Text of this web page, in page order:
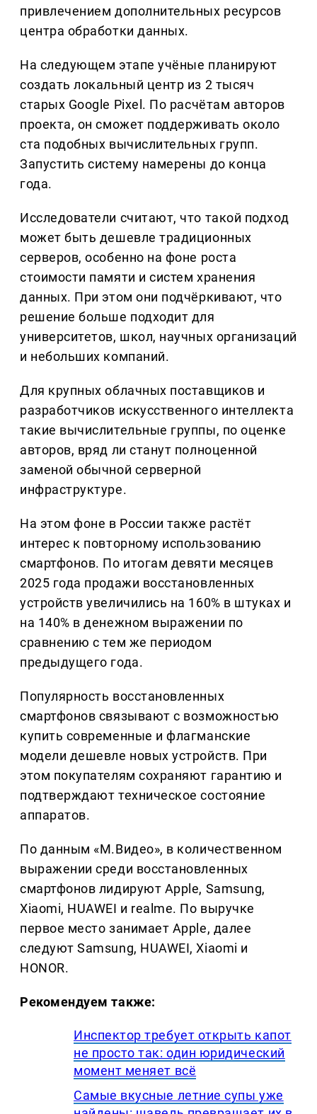
привлечением дополнительных ресурсов
центра обработки данных.
На следующем этапе учёные планируют
создать локальный центр из 2 тысяч
старых Google Pixel. По расчётам авторов
проекта, он сможет поддерживать около
ста подобных вычислительных групп.
Запустить систему намерены до конца
года.
Исследователи считают, что такой подход
может быть дешевле традиционных
серверов, особенно на фоне роста
стоимости памяти и систем хранения
данных. При этом они подчёркивают, что
решение больше подходит для
университетов, школ, научных организаций
и небольших компаний.
Для крупных облачных поставщиков и
разработчиков искусственного интеллекта
такие вычислительные группы, по оценке
авторов, вряд ли станут полноценной
заменой обычной серверной
инфраструктуре.
На этом фоне в России также растёт
интерес к повторному использованию
смартфонов. По итогам девяти месяцев
2025 года продажи восстановленных
устройств увеличились на 160% в штуках и
на 140% в денежном выражении по
сравнению с тем же периодом
предыдущего года.
Популярность восстановленных
смартфонов связывают с возможностью
купить современные и флагманские
модели дешевле новых устройств. При
этом покупателям сохраняют гарантию и
подтверждают техническое состояние
аппаратов.
По данным «М.Видео», в количественном
выражении среди восстановленных
смартфонов лидируют Apple, Samsung,
Xiaomi, HUAWEI и realme. По выручке
первое место занимает Apple, далее
следуют Samsung, HUAWEI, Xiaomi и
HONOR.
Рекомендуем также:
Инспектор требует открыть капот
не просто так: один юридический
момент меняет всё
Самые вкусные летние супы уже